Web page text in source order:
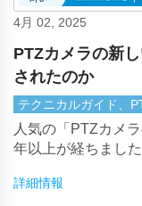
4月 02, 2025
PTZカメラの新
されたのか
テクニカルガイド、
人気の「PTZカメ
年以上が経ちまし
して画質をほとん
詳細情報